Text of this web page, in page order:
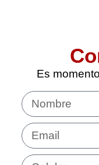
Es